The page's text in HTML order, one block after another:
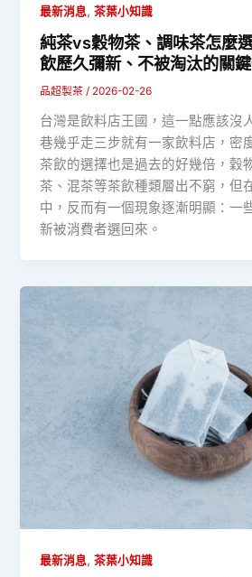
最新消息,茶葉小知識
純茶vs穀物茶、調味茶怎麼
飲歷久彌新、不被淘汰的關
品超製茶/ 2026-02-26
台灣是飲料店王國，這一點應該沒
巷幾乎走三步就有一家飲料店，密
茶飲的選擇也是過去的好幾倍，穀
茶、混茶等茶飲種類層出不窮，但
中，反而有一個現象逐漸明顯：一
新被消費者選回來。
最新消息,茶葉小知識